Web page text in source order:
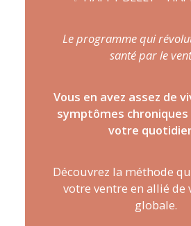
YOGA
faire le
Recherche
Panier
Le programme qui
santé par le
Vous en avez assez de
symptômes
votre
Découvrez la méthode
votre ventre en allié de
globale.